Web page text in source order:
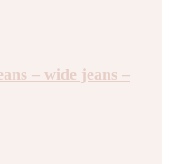
– wide jeans –